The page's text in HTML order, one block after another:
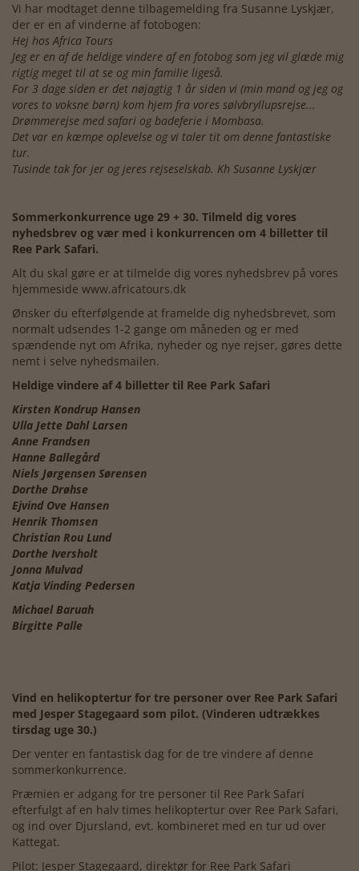
Vi har modtaget denne tilbagemelding fra Susanne Lyskjær,
der er en af vinderne af fotobogen:
Hej hos Africa Tours
Jeg er en af de heldige vindere af en fotobog som jeg vil glæde mig
rigtig meget til at se og min familie ligeså.
For 3 dage siden er det nøjagtig 1 år siden vi (min mand og jeg og
vores to voksne børn) kom hjem fra vores sølvbryllupsrejse...
Drømmerejse med safari og badeferie i Mombasa.
Det var en kæmpe oplevelse og vi taler tit om denne fantastiske
tur.
Tusinde tak for jer og jeres rejseselskab. Kh Susanne Lyskjær
Sommerkonkurrence uge 29 + 30. Tilmeld dig vores
nyhedsbrev og vær med i konkurrencen om 4 billetter til
Ree Park Safari.
Alt du skal gøre er at tilmelde dig vores nyhedsbrev på vores
hjemmeside www.africatours.dk
Ønsker du efterfølgende at framelde dig nyhedsbrevet, som
normalt udsendes 1-2 gange om måneden og er med
spændende nyt om Afrika, nyheder og nye rejser, gøres dette
nemt i selve nyhedsmailen.
Heldige vindere af 4 billetter til Ree Park Safari
Kirsten Kondrup Hansen
Ulla Jette Dahl Larsen
Anne Frandsen
Hanne Ballegård
Niels Jørgensen Sørensen
Dorthe Drøhse
Ejvind Ove Hansen
Henrik Thomsen
Christian Rou Lund
Dorthe Iversholt
Jonna Mulvad
Katja Vinding Pedersen
Michael Baruah
Birgitte Palle
Vind en helikoptertur for tre personer over Ree Park Safari
med Jesper Stagegaard som pilot. (Vinderen udtrækkes
tirsdag uge 30.)
Der venter en fantastisk dag for de tre vindere af denne
sommerkonkurrence.
Præmien er adgang for tre personer til Ree Park Safari
efterfulgt af en halv times helikoptertur over Ree Park Safari,
og ind over Djursland, evt. kombineret med en tur ud over
Kattegat.
Pilot: Jesper Stagegaard, direktør for Ree Park Safari